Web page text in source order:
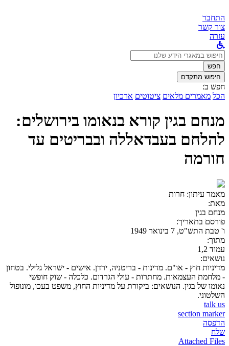
התחבר
צור קשר
עזרה
לחפש
ב:חפש
חיפוש מתקדם
חפש ב:
הכל מאמרים מלאים ציטוטים ארכיון
מנחם בגין קורא בנאומו בירושלים:
להלחם בעבדאללה ובבריטים עד
חורמה
מאמר עיתון: חרות
מאת:
מנחם בגין
פורסם בתאריך:
ו' טבת התש"ט, 7 בינואר 1949
מתוך:
עמוד 1,2
נושאים:
מדיניות חוץ - או"ם. מדינות - בריטניה, ירדן. אישים - ישראל גלילי. בטחון
- מלחמת העצמאות. מחתרות - עולי הגרדום. כלכלה - שוק חופשי
נאומו של בגין. הנושאים: ביקורת על מדיניות החוץ, משפט בעכו, מונופול
השלטוני.
talk us
section marker
הדפסה
שלח
Attached Files